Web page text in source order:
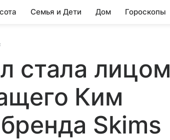
Семья и Дети Дом Гороскопы
стала лицом
Ким
Skims